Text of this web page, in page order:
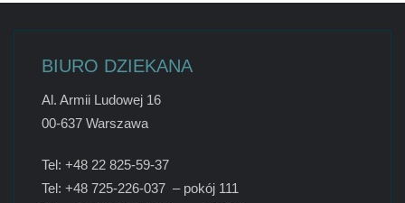
BIURO DZIEKANA
Al. Armii Ludowej 16
00-637 Warszawa
Tel: +48 22 825-59-37
Tel: +48 725-226-037 – pokój 111